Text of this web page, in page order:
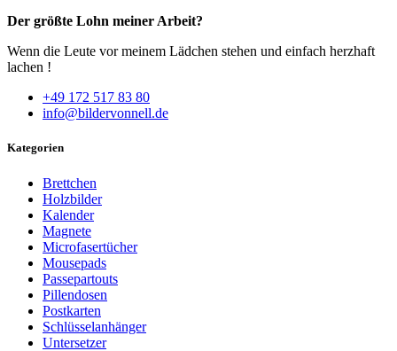
Der größte Lohn meiner Arbeit?
Wenn die Leute vor meinem Lädchen stehen und einfach herzhaft
lachen !
+49 172 517 83 80
info@bildervonnell.de
Kategorien
Brettchen
Holzbilder
Kalender
Magnete
Microfasertücher
Mousepads
Passepartouts
Pillendosen
Postkarten
Schlüsselanhänger
Untersetzer